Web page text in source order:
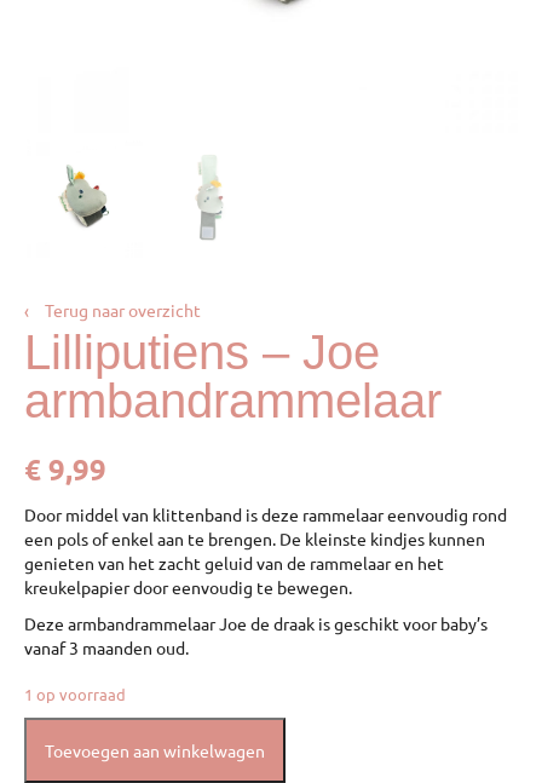
‹ Terug naar overzicht
Lilliputiens – Joe
armbandrammelaar
€9,99
Door middel van klittenband is deze rammelaar eenvoudig rond
een pols of enkel aan te brengen. De kleinste kindjes kunnen
genieten van het zacht geluid van de rammelaar en het
kreukelpapier door eenvoudig te bewegen.
Deze armbandrammelaar Joe de draak is geschikt voor baby’s
vanaf 3 maanden oud.
1 op voorraad
Toevoegen aan winkelwagen